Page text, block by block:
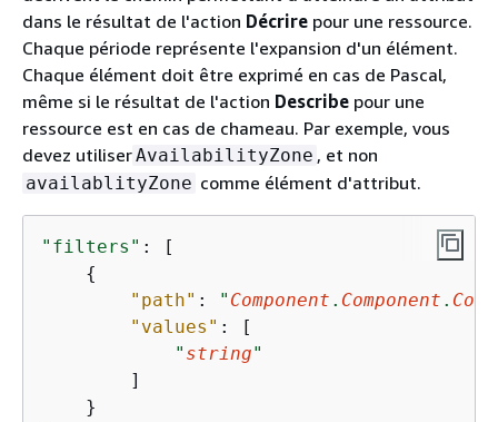
dans le résultat de l'action Décrire pour une ressource.
Chaque période représente l'expansion d'un élément.
Chaque élément doit être exprimé en cas de Pascal,
même si le résultat de l'action Describe pour une
ressource est en cas de chameau. Par exemple, vous
devez utiliserAvailabilityZone , et non
availablityZone comme élément d'attribut.
"filters" : [
{
"path" : " Component . Component .
"values" : [
" string"
        ]
    }